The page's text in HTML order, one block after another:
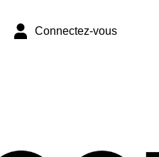
Connectez-vous